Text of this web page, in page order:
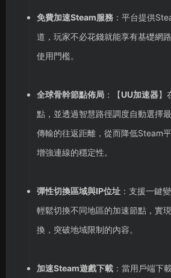
免費加速Steam服務：平台提供
道，玩家不必花錢就能享有基礎網
使用門檻。
全球骨幹節點佈局：【UU加速器】
點，並透過智慧路徑調度自動選擇
傳輸的往返距離，從而降低Steam
增強連線的穩定性。
彈性切換區域與IP位址：支援一鍵
輕鬆切換不同地區的加速節點，實
換，突破地域限制的內容。
加速Steam遊戲下載：當用戶端下